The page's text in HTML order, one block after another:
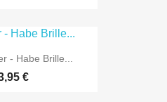
- Habe Brille...
€